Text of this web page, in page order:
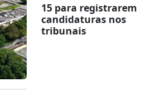
15 para registrarem
candidaturas nos
tribunais